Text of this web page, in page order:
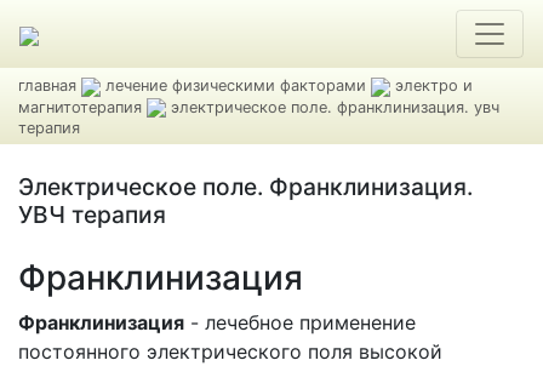
главная лечение физическими факторами
электро и
магнитотерапия
электрическое поле. франклинизация. увч
терапия
Электрическое поле. Франклинизация.
УВЧ терапия
Франклинизация
Франклинизация - лечебное применение
постоянного электрического поля высокой